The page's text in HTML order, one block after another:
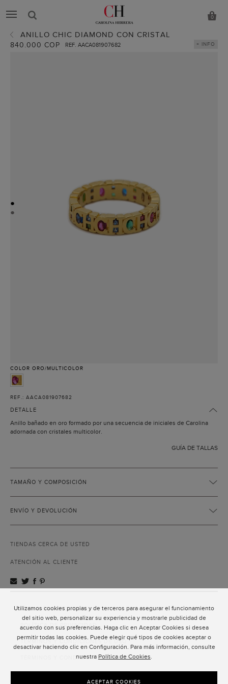
Utilizamos cookies propias y de terceros para asegurar el funcionamiento
del sitio web, personalizar su experiencia y mostrarle publicidad de
acuerdo con sus preferencias. Haga clic en Aceptar Cookies si desea
permitir todas las cookies. Puede elegir qué tipos de cookies aceptar o
desactivar haciendo clic en Configuración. Para más información, consulte
nuestra Política de Cookies.
ACEPTAR COOKIES
0
ANILLO CHIC DIAMOND CON CRISTAL
840.000 COP REF. AACA081907682 + INFO
●
●
COLOR ORO/MULTICOLOR
REF.: AACA081907682
DETALLE
Anillo bañado en oro formado por una secuencia de iniciales de Carolina
adornada con cristales multicolor.
GUÍA DE TALLAS
TAMAÑO Y COMPOSICIÓN
ENVÍO Y DEVOLUCIÓN
TIENDAS CERCA DE USTED
ATENCIÓN AL CLIENTE
ATENCIÓN AL CLIENTE
POLÍTICA DE PRIVACIDAD
TÉRMINOS Y CONDICIONES DE USO
TÉRMINOS Y CONDICIONES DE VENTA
SUSCRIPCIÓN AL NEWSLETTER